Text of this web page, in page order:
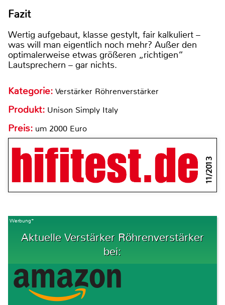
Fazit
Wertig aufgebaut, klasse gestylt, fair kalkuliert –
was will man eigentlich noch mehr? Außer den
optimalerweise etwas größeren „richtigen“
Lautsprechern – gar nichts.
Kategorie: Verstärker Röhrenverstärker
Produkt: Unison Simply Italy
Preis: um 2000 Euro
11/2013
Werbung*
Aktuelle Verstärker Röhrenverstärker
bei: